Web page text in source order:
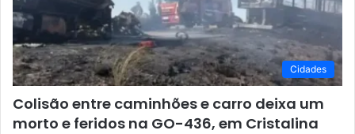
Cidades
Colisão entre caminhões e carro deixa um
morto e feridos na GO-436, em Cristalina